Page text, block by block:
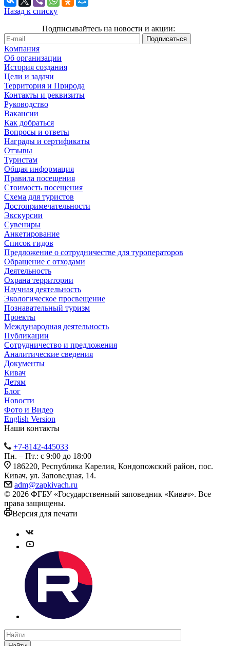
Назад к списку
Подписывайтесь на новости и акции:
Компания
Об организации
История создания
Цели и задачи
Территория и Природа
Контакты и реквизиты
Руководство
Вакансии
Как добраться
Вопросы и ответы
Награды и сертификаты
Отзывы
Туристам
Общая информация
Правила посещения
Стоимость посещения
Схема для туристов
Достопримечательности
Экскурсии
Сувениры
Анкетирование
Список гидов
Предложение о сотрудничестве для туроператоров
Обращение с отходами
Деятельность
Охрана территории
Научная деятельность
Экологическое просвещение
Познавательный туризм
Проекты
Международная деятельность
Публикации
Сотрудничество и предложения
Аналитические сведения
Документы
Кивач
Детям
Блог
Новости
Фото и Видео
English Version
Наши контакты
+7-8142-445033
Пн. – Пт.: с 9:00 до 18:00
186220, Республика Карелия, Кондопожский район, пос.
Кивач, ул. Заповедная, 14.
adm@zapkivach.ru
© 2026 ФГБУ «Государственный заповедник «Кивач». Все
права защищены.
Версия для печати